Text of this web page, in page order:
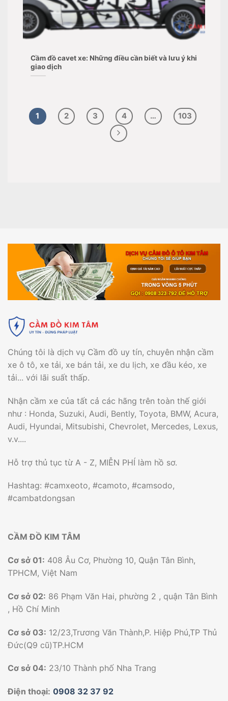
Cầm đồ cavet xe: Những điều cần biết và lưu ý khi
giao dịch
1 2 3 4 … 103
Chúng tôi là dịch vụ Cầm đồ uy tín, chuyên nhận cầm
xe ô tô, xe tải, xe bán tải, xe du lịch, xe đầu kéo, xe
tải... với lãi suất thấp.
Nhận cầm xe của tất cả các hãng trên toàn thế giới
như : Honda, Suzuki, Audi, Bently, Toyota, BMW, Acura,
Audi, Hyundai, Mitsubishi, Chevrolet, Mercedes, Lexus,
v.v....
Hỗ trợ thủ tục từ A - Z, MIỄN PHÍ làm hồ sơ.
Hashtag: #camxeoto, #camoto, #camsodo,
#cambatdongsan
CẦM ĐỒ KIM TÂM
Cơ sở 01: 408 Âu Cơ, Phường 10, Quận Tân Bình,
TPHCM, Việt Nam
Cơ sở 02: 86 Phạm Văn Hai, phường 2 , quận Tân Bình
, Hồ Chí Minh
Cơ sở 03: 12/23,Trương Văn Thành,P. Hiệp Phú,TP Thủ
Đức(Q9 cũ)TP.HCM
Cơ sở 04: 23/10 Thành phố Nha Trang
Điện thoại: 0908 32 37 92